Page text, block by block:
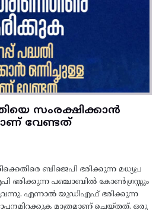
സംരക്ഷിക്കാൻ
വേണ്ടത്
ബിജെപി ഭരിക്കുന്ന മധ്യപ്ര
ഭരിക്കുന്ന പഞ്ചാബിൽ കോൺഗ്രസ്സും
എന്നാൽ യുഡിഎഫ് ഭരിക്കുന്ന
മാത്രമാണ് ചെയ്തത്. ഒരു